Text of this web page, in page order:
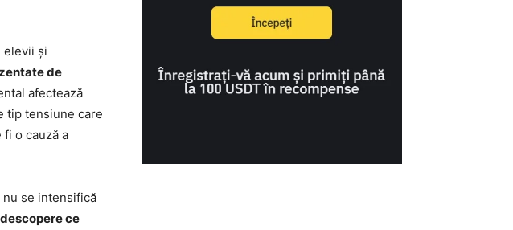
elevii și
de
afectează
tip tensiune care
o cauză a
nu se intensifică
ce